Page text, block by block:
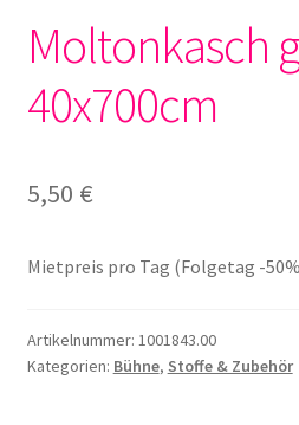
Moltonkasch
40x700cm
5,50 €
Mietpreis pro Tag (Folgetag -
Artikelnummer: 1001843.00
Kategorien: Bühne, Stoffe & Zubehör